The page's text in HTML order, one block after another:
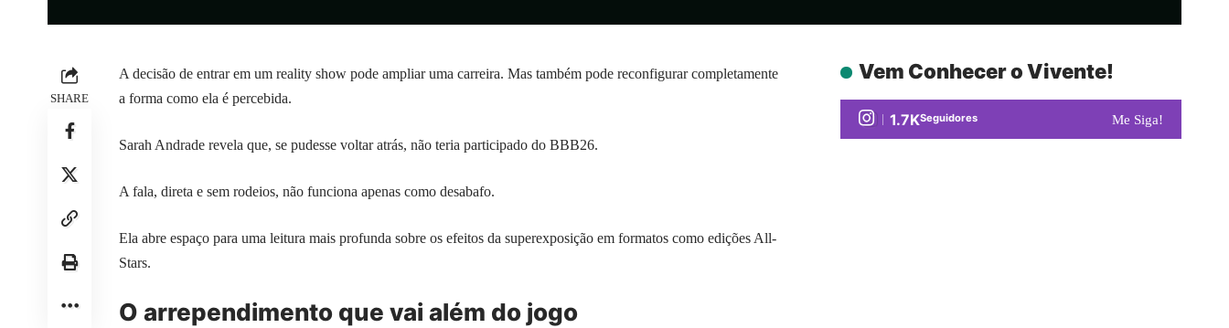
SHARE
A decisão de entrar em um reality show pode ampliar uma carreira. Mas também pode reconfigurar completamente
a forma como ela é percebida.
Sarah Andrade revela que, se pudesse voltar atrás, não teria participado do BBB26.
A fala, direta e sem rodeios, não funciona apenas como desabafo.
Ela abre espaço para uma leitura mais profunda sobre os efeitos da superexposição em formatos como edições All-
Stars.
O arrependimento que vai além do jogo
Vem Conhecer o Vivente!
1.7KSeguidores Me Siga!